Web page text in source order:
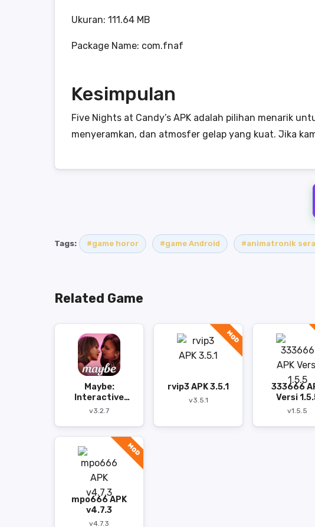
Ukuran: 111.64 MB
Package Name: com.fnaf
Kesimpulan
Five Nights at Candy’s APK adalah pilihan menarik
menyeramkan, dan atmosfer gelap yang kuat. Jika
Tags: #game horor #game Android #animatronik
Related Game
Maybe:
Interactive
Stories APK
v3.2.7
MOD
rvip3 APK 3.5.1
v3.5.1
333666
Versi
v1.5.5
MOD
mpo666 APK
v4.7.3
v4.7.3